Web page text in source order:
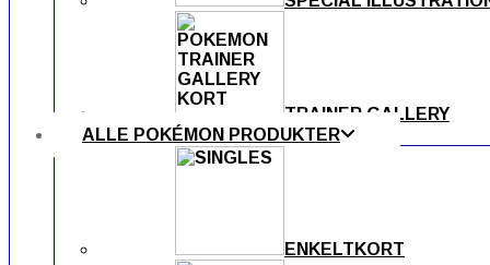
TRAINER GALLERY
ALLE POKÉMON PRODUKTER
ENKELTKORT